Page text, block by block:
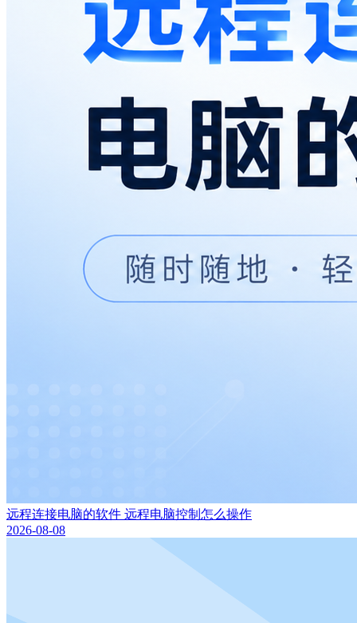
远程连接电脑的软件 远程电脑控制怎么操作
2026-08-08